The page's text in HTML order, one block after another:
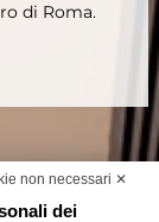
di Roma.
non necessari ✕
dei